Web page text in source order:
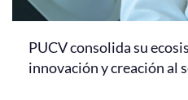
PUCV consolida su
innovación y creación al